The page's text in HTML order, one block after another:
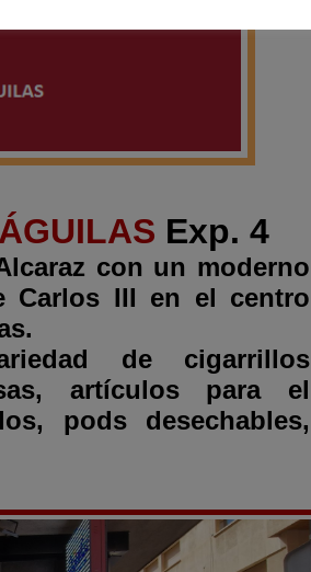
Exp. 4
con un moderno
Carlos III en el centro
de cigarrillos
, artículos
para el
pods desechables,